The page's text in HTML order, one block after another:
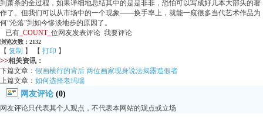
到萧条的全过程，如果详细地总结其中的是是非非，恐怕可以写成好几本大部头的著
作了。但我们可以从市场中的一个现象——换手率上，就能一窥很多当代艺术作品为
何“沦落”到如今惨淡地步的原因了。
已有 _COUNT_ 位网友发表评论 我要评论
浏览次数：2132
【 复制 】 【 打印 】
>>相关资讯：
下篇文章： 假画横行的背后 两位画家现身说法揭露造假者
上篇文章： 如何选择老玛瑙
网友评论 (0)
网友评论只代表其个人观点，不代表本网站的观点或立场